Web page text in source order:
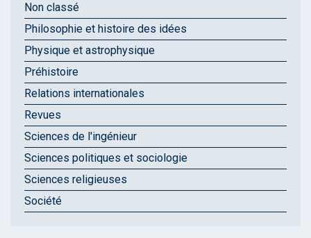
Non classé
Philosophie et histoire des idées
Physique et astrophysique
Préhistoire
Relations internationales
Revues
Sciences de l'ingénieur
Sciences politiques et sociologie
Sciences religieuses
Société